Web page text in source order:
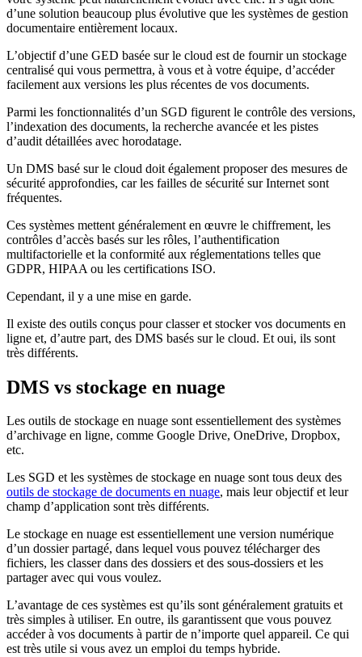
d’une solution beaucoup plus évolutive que les systèmes de gestion
documentaire entièrement locaux.
L’objectif d’une GED basée sur le cloud est de fournir un stockage
centralisé qui vous permettra, à vous et à votre équipe, d’accéder
facilement aux versions les plus récentes de vos documents.
Parmi les fonctionnalités d’un SGD figurent le contrôle des versions,
l’indexation des documents, la recherche avancée et les pistes
d’audit détaillées avec horodatage.
Un DMS basé sur le cloud doit également proposer des mesures de
sécurité approfondies, car les failles de sécurité sur Internet sont
fréquentes.
Ces systèmes mettent généralement en œuvre le chiffrement, les
contrôles d’accès basés sur les rôles, l’authentification
multifactorielle et la conformité aux réglementations telles que
GDPR, HIPAA ou les certifications ISO.
Cependant, il y a une mise en garde.
Il existe des outils conçus pour classer et stocker vos documents en
ligne et, d’autre part, des DMS basés sur le cloud. Et oui, ils sont
très différents.
DMS vs stockage en nuage
Les outils de stockage en nuage sont essentiellement des systèmes
d’archivage en ligne, comme Google Drive, OneDrive, Dropbox,
etc.
Les SGD et les systèmes de stockage en nuage sont tous deux des
outils de stockage de documents en nuage, mais leur objectif et leur
champ d’application sont très différents.
Le stockage en nuage est essentiellement une version numérique
d’un dossier partagé, dans lequel vous pouvez télécharger des
fichiers, les classer dans des dossiers et des sous-dossiers et les
partager avec qui vous voulez.
L’avantage de ces systèmes est qu’ils sont généralement gratuits et
très simples à utiliser. En outre, ils garantissent que vous pouvez
accéder à vos documents à partir de n’importe quel appareil. Ce qui
est très utile si vous avez un emploi du temps hybride.